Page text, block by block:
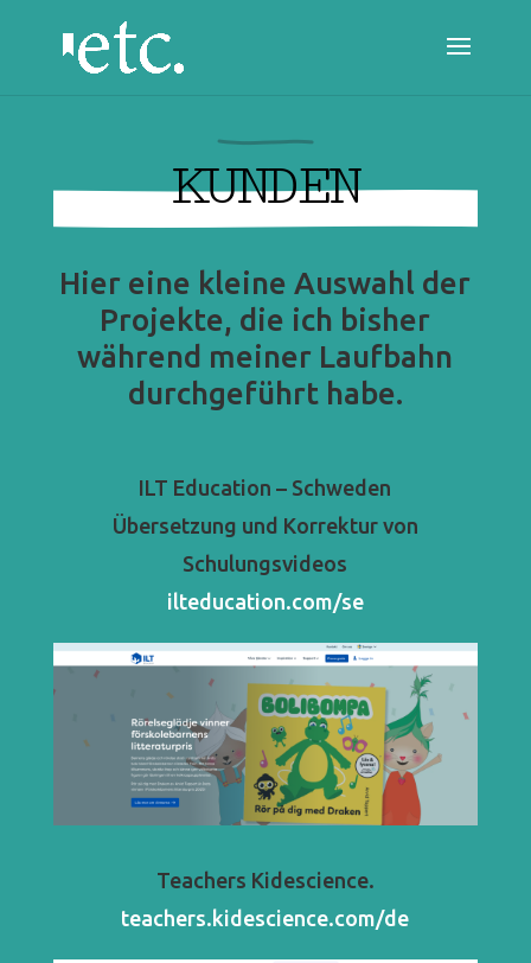
KUNDEN
Hier eine kleine Auswahl der
Projekte, die ich bisher
während meiner Laufbahn
durchgeführt habe.
ILT Education – Schweden
Übersetzung und Korrektur von
Schulungsvideos
ilteducation.com/se
Teachers Kidescience.
teachers.kidescience.com/de